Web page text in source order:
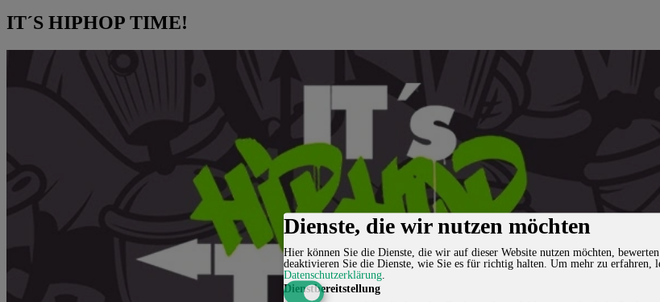
IT´S HIPHOP TIME!
Dienste, die wir nutzen möchten
Hier können Sie die Dienste, die wir auf dieser Website nutzen möchten,
deaktivieren Sie die Dienste, wie Sie es für richtig halten. Um mehr zu erfahren,
Datenschutzerklärung
Dienstbereitstellung